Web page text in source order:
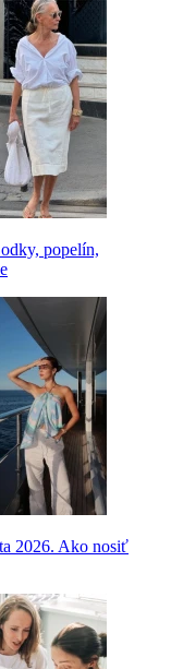
popelín,
2026. Ako nosiť